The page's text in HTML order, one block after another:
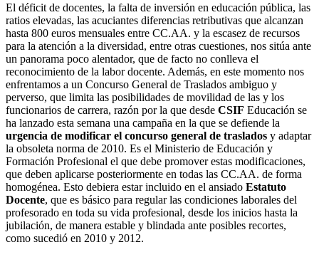
El déficit de docentes, la falta de inversión en educación pública, las
ratios elevadas, las acuciantes diferencias retributivas que alcanzan
hasta 800 euros mensuales entre CC.AA. y la escasez de recursos
para la atención a la diversidad, entre otras cuestiones, nos sitúa ante
un panorama poco alentador, que de facto no conlleva el
reconocimiento de la labor docente. Además, en este momento nos
enfrentamos a un Concurso General de Traslados ambiguo y
perverso, que limita las posibilidades de movilidad de las y los
funcionarios de carrera, razón por la que desde CSIF Educación se
ha lanzado esta semana una campaña en la que se defiende la
urgencia de modificar el concurso general de traslados y adaptar
la obsoleta norma de 2010. Es el Ministerio de Educación y
Formación Profesional el que debe promover estas modificaciones,
que deben aplicarse posteriormente en todas las CC.AA. de forma
homogénea. Esto debiera estar incluido en el ansiado Estatuto
Docente, que es básico para regular las condiciones laborales del
profesorado en toda su vida profesional, desde los inicios hasta la
jubilación, de manera estable y blindada ante posibles recortes,
como sucedió en 2010 y 2012.